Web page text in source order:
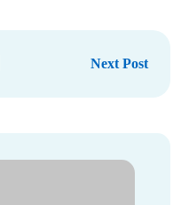
Next Post